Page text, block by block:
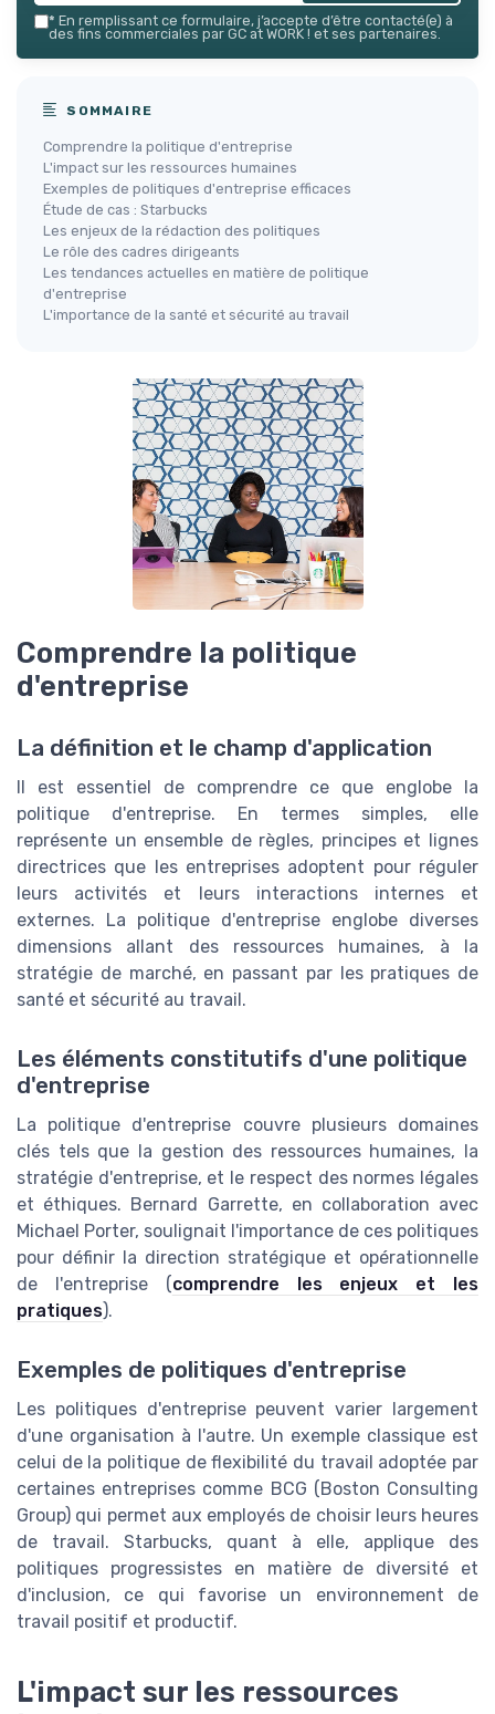
* En remplissant ce formulaire, j’accepte d’être contacté(e) à
des fins commerciales par GC at WORK ! et ses partenaires.
SOMMAIRE
Comprendre la politique d'entreprise
L'impact sur les ressources humaines
Exemples de politiques d'entreprise efficaces
Étude de cas : Starbucks
Les enjeux de la rédaction des politiques
Le rôle des cadres dirigeants
Les tendances actuelles en matière de politique
d'entreprise
L'importance de la santé et sécurité au travail
Comprendre la politique
d'entreprise
La définition et le champ d'application
Il est essentiel de comprendre ce que englobe la
politique d'entreprise. En termes simples, elle
représente un ensemble de règles, principes et lignes
directrices que les entreprises adoptent pour réguler
leurs activités et leurs interactions internes et
externes. La politique d'entreprise englobe diverses
dimensions allant des ressources humaines, à la
stratégie de marché, en passant par les pratiques de
santé et sécurité au travail.
Les éléments constitutifs d'une politique
d'entreprise
La politique d'entreprise couvre plusieurs domaines
clés tels que la gestion des ressources humaines, la
stratégie d'entreprise, et le respect des normes légales
et éthiques. Bernard Garrette, en collaboration avec
Michael Porter, soulignait l'importance de ces politiques
pour définir la direction stratégique et opérationnelle
de l'entreprise (comprendre les enjeux et les
pratiques).
Exemples de politiques d'entreprise
Les politiques d'entreprise peuvent varier largement
d'une organisation à l'autre. Un exemple classique est
celui de la politique de flexibilité du travail adoptée par
certaines entreprises comme BCG (Boston Consulting
Group) qui permet aux employés de choisir leurs heures
de travail. Starbucks, quant à elle, applique des
politiques progressistes en matière de diversité et
d'inclusion, ce qui favorise un environnement de
travail positif et productif.
L'impact sur les ressources